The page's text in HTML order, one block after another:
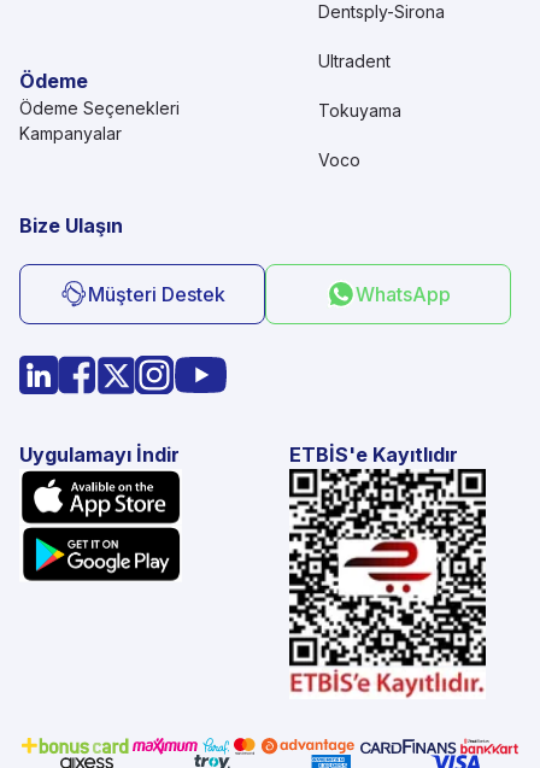
Ödeme
Ödeme Seçenekleri
Kampanyalar
Dentsply-Sirona
Ultradent
Tokuyama
Voco
Bize Ulaşın
Müşteri Destek WhatsApp
Uygulamayı İndir ETBİS'e Kayıtlıdır